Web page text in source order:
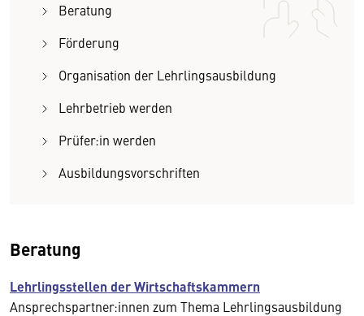
Beratung
Förderung
Organisation der Lehrlingsausbildung
Lehrbetrieb werden
Prüfer:in werden
Ausbildungsvorschriften
Beratung
Lehrlingsstellen der Wirtschaftskammern
Ansprechspartner:innen zum Thema Lehrlingsausbildung